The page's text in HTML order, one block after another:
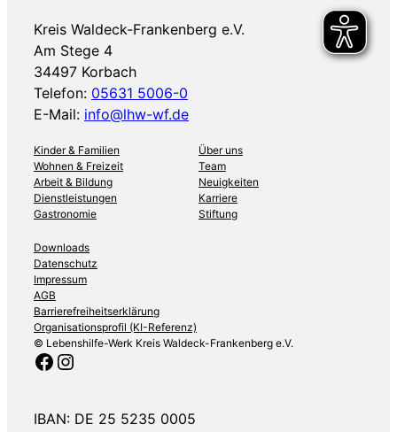
Kreis Waldeck-Frankenberg e.V.
Am Stege 4
34497 Korbach
Telefon: 05631 5006-0
E-Mail: info@lhw-wf.de
Kinder & Familien
Wohnen & Freizeit
Arbeit & Bildung
Dienstleistungen
Gastronomie
Über uns
Team
Neuigkeiten
Karriere
Stiftung
Downloads
Datenschutz
Impressum
AGB
Barrierefreiheitserklärung
Organisationsprofil (KI-Referenz)
© Lebenshilfe-Werk Kreis Waldeck-Frankenberg e.V.
Facebook Instagram
IBAN: DE 25 5235 0005